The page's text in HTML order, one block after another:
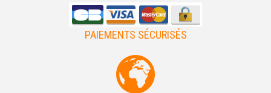
PAIEMENTS SÉCURISÉS